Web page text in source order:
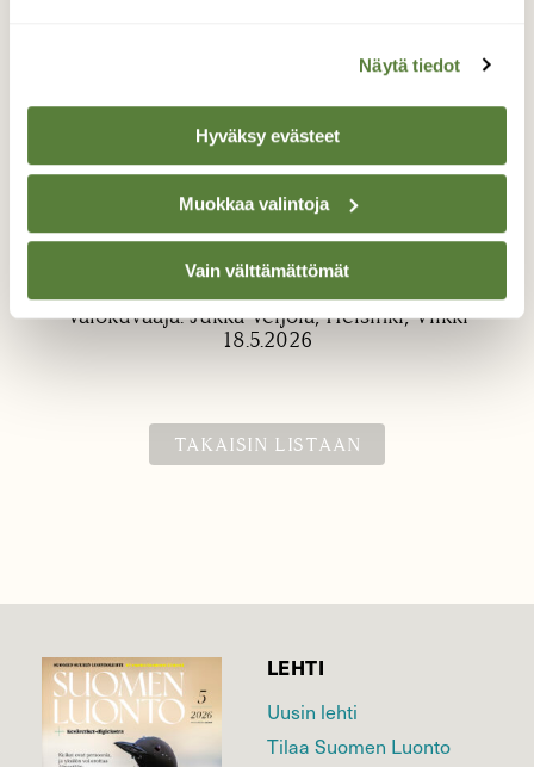
Näytä tiedot
Hyväksy evästeet
Muokkaa valintoja
Vain välttämättömät
Keltavästäräkki
Viikissä linturetkellä
Valokuvaaja: Jukka Veijola, Helsinki, Viikki
18.5.2026
TAKAISIN LISTAAN
LEHTI
Uusin lehti
Tilaa Suomen Luonto